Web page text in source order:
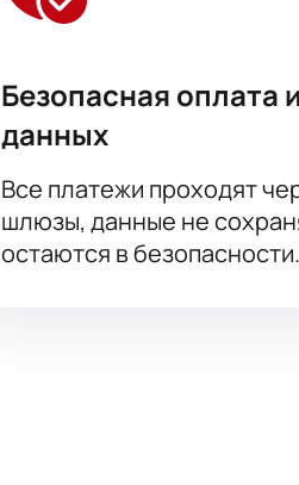
Безопасная оплата
данных
Все платежи проходят
шлюзы, данные не
остаются в безопасности.